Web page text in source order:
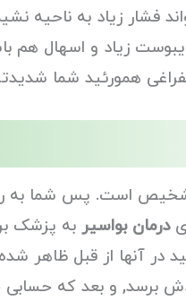
فشار زیاد به ناحیه
زیاد و اسهال هم
همورئید شما
است. پس شما به
درمان بواسیر به پزشک
در آنها از قبل ظاهر
برسد, و بعد که